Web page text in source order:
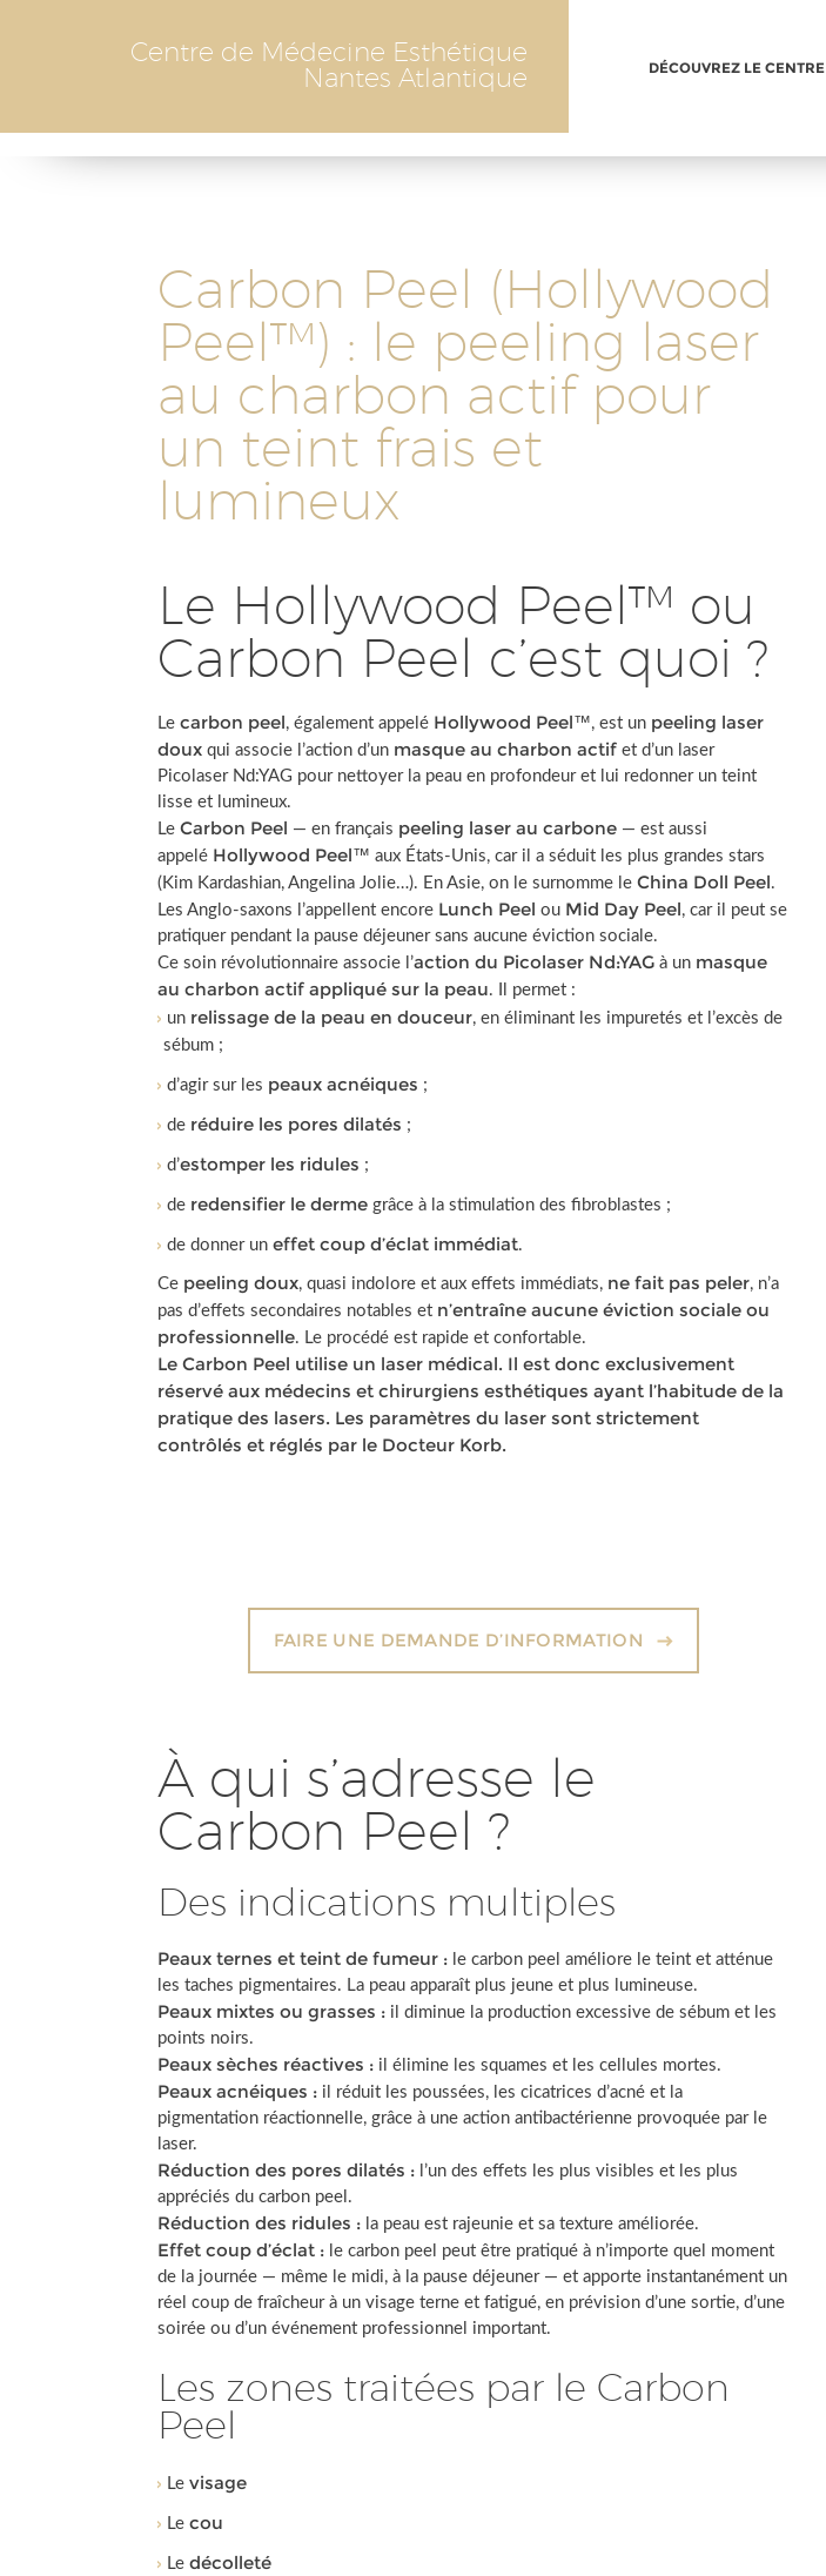
Centre de Médecine Esthétique
Nantes Atlantique
DÉCOUVREZ LE CENTRE
Carbon Peel (Hollywood
Peel™) : le peeling laser
au charbon actif pour
un teint frais et
lumineux
Le Hollywood Peel™ ou
Carbon Peel c’est quoi ?
Lecarbon peel, également appelé Hollywood Peel™, est un peeling laser
doux qui associe l’action d’un masque au charbon actif et d’un laser
Picolaser Nd:YAG pour nettoyer la peau en profondeur et lui redonner un teint
lisse et lumineux.
LeCarbon Peel — en français peeling laser au carbone — est aussi
appelé Hollywood Peel™ aux États-Unis, car il a séduit les plus grandes stars
(Kim Kardashian, Angelina Jolie…). En Asie, on le surnomme leChina Doll Peel.
Les Anglo-saxons l’appellent encore Lunch Peel ou Mid Day Peel, car il peut se
pratiquer pendant la pause déjeuner sans aucune éviction sociale.
Ce soin révolutionnaire associe l’action du Picolaser Nd:YAG à un masque
au charbon actif appliqué sur la peau. Il permet :
un relissage de la peau en douceur, en éliminant les impuretés et l’excès de
sébum ;
d’agir sur les peaux acnéiques ;
de réduire les pores dilatés ;
d’estomper les ridules ;
de redensifier le derme grâce à la stimulation des fibroblastes ;
de donner uneffet coup d’éclat immédiat.
Ce peeling doux, quasi indolore et aux effets immédiats, ne fait pas peler, n’a
pas d’effets secondaires notables et n’entraîne aucune éviction sociale ou
professionnelle. Le procédé est rapide et confortable.
Le Carbon Peel utilise un laser médical. Il est donc exclusivement
réservé aux médecins et chirurgiens esthétiques ayant l’habitude de la
pratique des lasers. Les paramètres du laser sont strictement
contrôlés et réglés par le Docteur Korb.
FAIRE UNE DEMANDE D’INFORMATION
À qui s’adresse le
Carbon Peel ?
Des indications multiples
Peaux ternes et teint de fumeur : le carbon peel améliore le teint et atténue
les taches pigmentaires. La peau apparaît plus jeune et plus lumineuse.
Peaux mixtes ou grasses : il diminue la production excessive de sébum et les
points noirs.
Peaux sèches réactives : il élimine les squames et les cellules mortes.
Peaux acnéiques : il réduit les poussées, les cicatrices d’acné et la
pigmentation réactionnelle, grâce à une action antibactérienne provoquée par le
laser.
Réduction des pores dilatés : l’un des effets les plus visibles et les plus
appréciés du carbon peel.
Réduction des ridules : la peau est rajeunie et sa texture améliorée.
Effet coup d’éclat : le carbon peel peut être pratiqué à n’importe quel moment
de la journée — même le midi, à la pause déjeuner — et apporte instantanément un
réel coup de fraîcheur à un visage terne et fatigué, en prévision d’une sortie, d’une
soirée ou d’un événement professionnel important.
Les zones traitées par le Carbon
Peel
Levisage
Lecou
Ledécolleté